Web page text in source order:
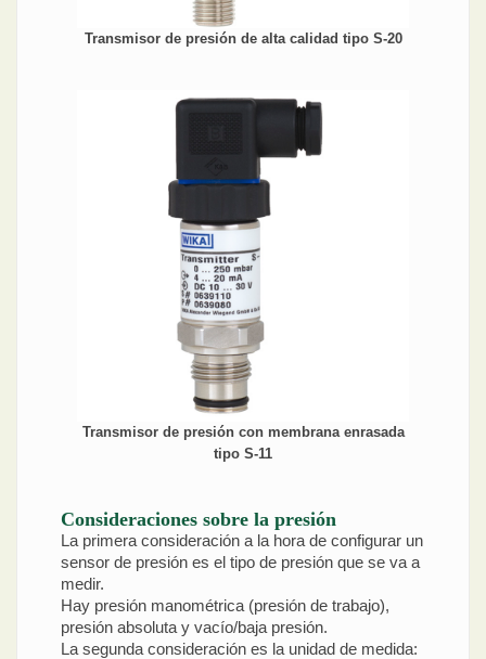
Transmisor de presión de alta calidad tipo S-20
Transmisor de presión con membrana enrasada
tipo S-11
Consideraciones sobre la presión
La primera consideración a la hora de configurar un
sensor de presión es el tipo de presión que se va a
medir.
Hay presión manométrica (presión de trabajo),
presión absoluta y vacío/baja presión.
La segunda consideración es la unidad de medida: